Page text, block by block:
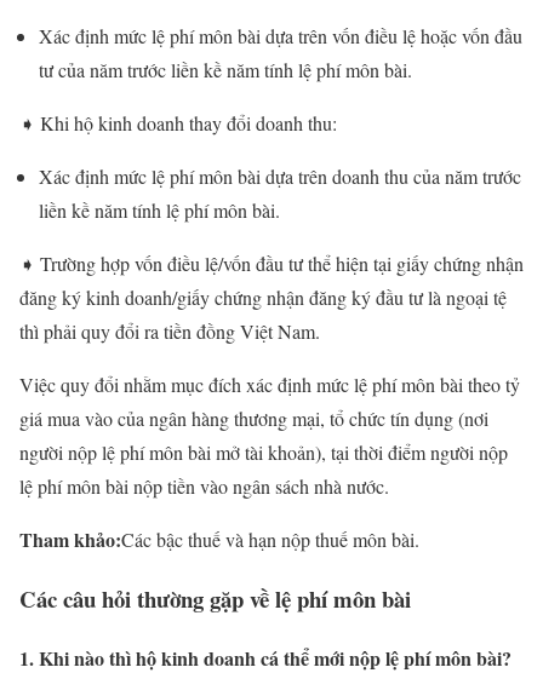
Xác định mức lệ phí môn bài dựa trên vốn điều lệ hoặc vốn đầu
tư của năm trước liền kề năm tính lệ phí môn bài.
➧ Khi hộ kinh doanh thay đổi doanh thu:
Xác định mức lệ phí môn bài dựa trên doanh thu của năm trước
liền kề năm tính lệ phí môn bài.
➧ Trường hợp vốn điều lệ/vốn đầu tư thể hiện tại giấy chứng nhận
đăng ký kinh doanh/giấy chứng nhận đăng ký đầu tư là ngoại tệ
thì phải quy đổi ra tiền đồng Việt Nam.
Việc quy đổi nhằm mục đích xác định mức lệ phí môn bài theo tỷ
giá mua vào của ngân hàng thương mại, tổ chức tín dụng (nơi
người nộp lệ phí môn bài mở tài khoản), tại thời điểm người nộp
lệ phí môn bài nộp tiền vào ngân sách nhà nước.
Tham khảo:Các bậc thuế và hạn nộp thuế môn bài.
Các câu hỏi thường gặp về lệ phí môn bài
1. Khi nào thì hộ kinh doanh cá thể mới nộp lệ phí môn bài?